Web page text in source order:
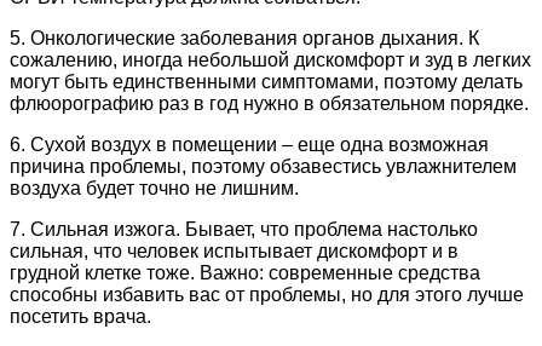
5. Онкологические заболевания органов дыхания. К
сожалению, иногда небольшой дискомфорт и зуд в легких
могут быть единственными симптомами, поэтому делать
флюорографию раз в год нужно в обязательном порядке.
6. Сухой воздух в помещении – еще одна возможная
причина проблемы, поэтому обзавестись увлажнителем
воздуха будет точно не лишним.
7. Сильная изжога. Бывает, что проблема настолько
сильная, что человек испытывает дискомфорт и в
грудной клетке тоже. Важно: современные средства
способны избавить вас от проблемы, но для этого лучше
посетить врача.